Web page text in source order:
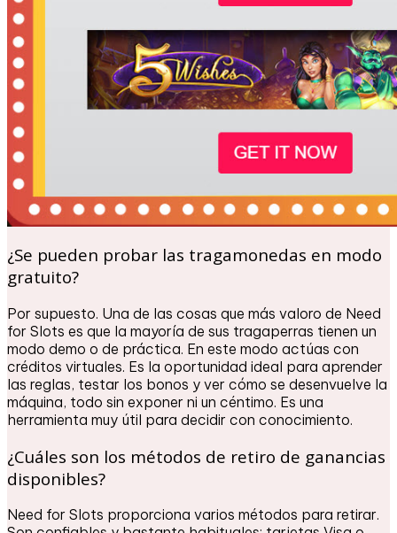
¿Se pueden probar las tragamonedas en modo
gratuito?
Por supuesto. Una de las cosas que más valoro de Need
for Slots es que la mayoría de sus tragaperras tienen un
modo demo o de práctica. En este modo actúas con
créditos virtuales. Es la oportunidad ideal para aprender
las reglas, testar los bonos y ver cómo se desenvuelve la
máquina, todo sin exponer ni un céntimo. Es una
herramienta muy útil para decidir con conocimiento.
¿Cuáles son los métodos de retiro de ganancias
disponibles?
Need for Slots proporciona varios métodos para retirar.